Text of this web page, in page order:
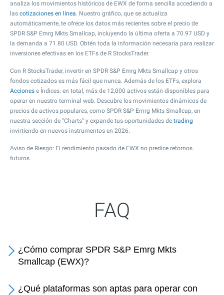
analiza los movimientos históricos de EWX de forma sencilla accediendo a
las cotizaciones en línea. Nuestro gráfico, que se actualiza
automáticamente, te ofrece los datos más recientes sobre el precio de
SPDR S&P Emrg Mkts Smallcap, incluyendo la última oferta a 70.97 USD y
la demanda a 71.80 USD. Obtén toda la información necesaria para realizar
inversiones efectivas en los ETFs de R StocksTrader.
Con R StocksTrader, invertir en SPDR S&P Emrg Mkts Smallcap y otros
fondos cotizados es más fácil que nunca. Además de los ETFs, explora
Acciones e Índices: en total, más de 12,000 activos están disponibles para
operar en nuestro terminal web. Descubre los movimientos dinámicos de
precios de activos populares, como SPDR S&P Emrg Mkts Smallcap, en
nuestra sección de "Charts" y expande tus oportunidades de trading
invirtiendo en nuevos instrumentos en 2026.
Aviso de Riesgo: El rendimiento pasado de EWX no predice retornos
futuros.
FAQ
¿Cómo comprar SPDR S&P Emrg Mkts
Smallcap (EWX)?
¿Qué plataformas son aptas para operar con